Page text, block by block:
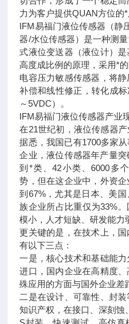
力为客户提供QUAN方位的*
IFM易福门液位传感器（静
器/水位传感器）是一种测
式液位变送器（液位计）
高度成比例的原理，采用*
电容压力敏感传感器，将
补偿和线性修正，转化成
～5VDC）。
IFM易福门液位传感器产业
在21世纪初，液位传感器
据悉，我国已有1700多家
企业，液位传感器年产量
到*类、42小类、6000多
势，但在这企业中，外资
到67%，尤其是日本、美
族企业所占比重仅为33%
模小，人才短缺、研发能力
更关键的是，在技术上，
有以下三点：
一是，核心技术和基础能
进口，国内企业在高精度
殊应用的方面与国外企业差
二是在设计、可靠性、封
知识产权，在接口、深刻